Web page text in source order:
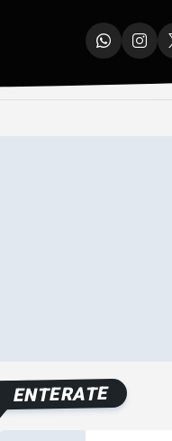
ENTERATE